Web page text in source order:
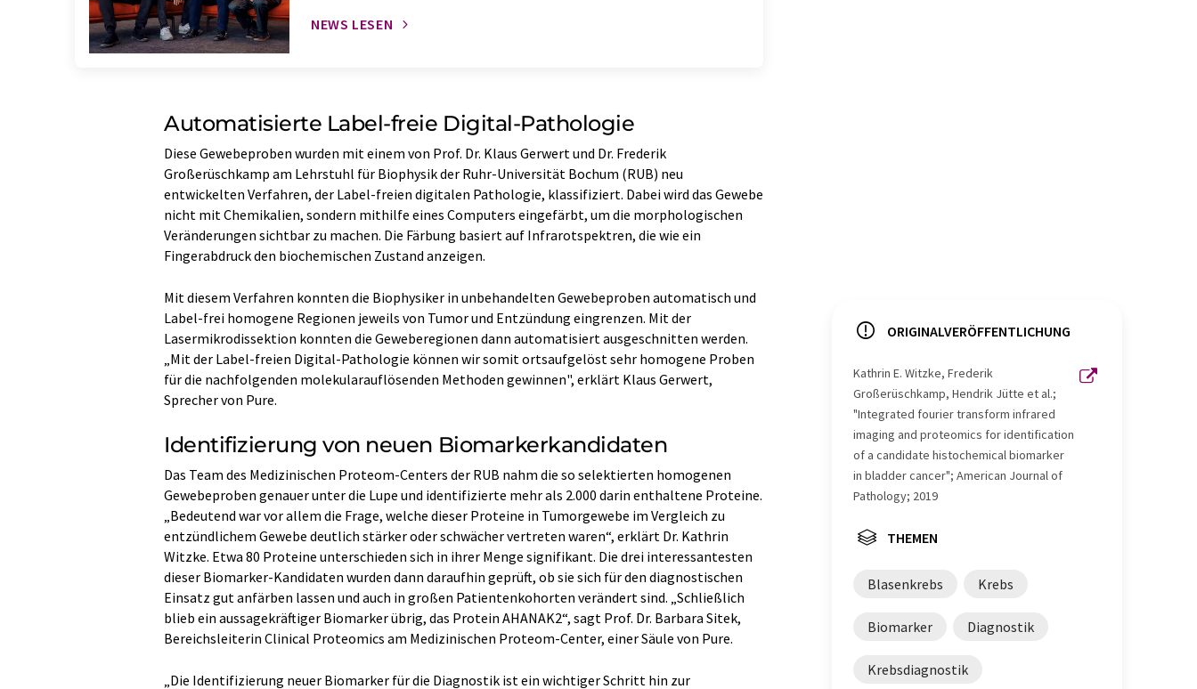
NEWS LESEN
Automatisierte Label-freie Digital-Pathologie
Diese Gewebeproben wurden mit einem von Prof. Dr. Klaus Gerwert und Dr. Frederik
Großerüschkamp am Lehrstuhl für Biophysik der Ruhr-Universität Bochum (RUB) neu
entwickelten Verfahren, der Label-freien digitalen Pathologie, klassifiziert. Dabei wird das Gewebe
nicht mit Chemikalien, sondern mithilfe eines Computers eingefärbt, um die morphologischen
Veränderungen sichtbar zu machen. Die Färbung basiert auf Infrarotspektren, die wie ein
Fingerabdruck den biochemischen Zustand anzeigen.
Mit diesem Verfahren konnten die Biophysiker in unbehandelten Gewebeproben automatisch und
Label-frei homogene Regionen jeweils von Tumor und Entzündung eingrenzen. Mit der
Lasermikrodissektion konnten die Geweberegionen dann automatisiert ausgeschnitten werden.
„Mit der Label-freien Digital-Pathologie können wir somit ortsaufgelöst sehr homogene Proben
für die nachfolgenden molekularauflösenden Methoden gewinnen", erklärt Klaus Gerwert,
Sprecher von Pure.
Identifizierung von neuen Biomarkerkandidaten
Das Team des Medizinischen Proteom-Centers der RUB nahm die so selektierten homogenen
Gewebeproben genauer unter die Lupe und identifizierte mehr als 2.000 darin enthaltene Proteine.
„Bedeutend war vor allem die Frage, welche dieser Proteine in Tumorgewebe im Vergleich zu
entzündlichem Gewebe deutlich stärker oder schwächer vertreten waren“, erklärt Dr. Kathrin
Witzke. Etwa 80 Proteine unterschieden sich in ihrer Menge signifikant. Die drei interessantesten
dieser Biomarker-Kandidaten wurden dann daraufhin geprüft, ob sie sich für den diagnostischen
Einsatz gut anfärben lassen und auch in großen Patientenkohorten verändert sind. „Schließlich
blieb ein aussagekräftiger Biomarker übrig, das Protein AHANAK2“, sagt Prof. Dr. Barbara Sitek,
Bereichsleiterin Clinical Proteomics am Medizinischen Proteom-Center, einer Säule von Pure.
„Die Identifizierung neuer Biomarker für die Diagnostik ist ein wichtiger Schritt hin zur
ORIGINALVERÖFFENTLICHUNG
Kathrin E. Witzke, Frederik
Großerüschkamp, Hendrik Jütte et al.;
"Integrated fourier transform infrared
imaging and proteomics for identification
of a candidate histochemical biomarker
in bladder cancer"; American Journal of
Pathology; 2019
THEMEN
Blasenkrebs Krebs
Biomarker Diagnostik
Krebsdiagnostik